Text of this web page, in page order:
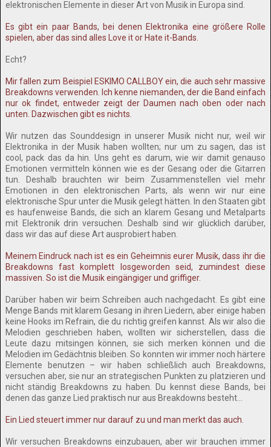
elektronischen Elemente in dieser Art von Musik in Europa sind.
Es gibt ein paar Bands, bei denen Elektronika eine größere Rolle
spielen, aber das sind alles Love it or Hate it-Bands.
Echt?
Mir fallen zum Beispiel ESKIMO CALLBOY ein, die auch sehr massive
Breakdowns verwenden. Ich kenne niemanden, der die Band einfach
nur ok findet, entweder zeigt der Daumen nach oben oder nach
unten. Dazwischen gibt es nichts.
Wir nutzen das Sounddesign in unserer Musik nicht nur, weil wir
Elektronika in der Musik haben wollten; nur um zu sagen, das ist
cool, pack das da hin. Uns geht es darum, wie wir damit genauso
Emotionen vermitteln können wie es der Gesang oder die Gitarren
tun. Deshalb brauchten wir beim Zusammenstellen viel mehr
Emotionen in den elektronischen Parts, als wenn wir nur eine
elektronische Spur unter die Musik gelegt hätten. In den Staaten gibt
es haufenweise Bands, die sich an klarem Gesang und Metalparts
mit Elektronik drin versuchen. Deshalb sind wir glücklich darüber,
dass wir das auf diese Art ausprobiert haben.
Meinem Eindruck nach ist es ein Geheimnis eurer Musik, dass ihr die
Breakdowns fast komplett losgeworden seid, zumindest diese
massiven. So ist die Musik eingängiger und griffiger.
Darüber haben wir beim Schreiben auch nachgedacht. Es gibt eine
Menge Bands mit klarem Gesang in ihren Liedern, aber einige haben
keine Hooks im Refrain, die du richtig greifen kannst. Als wir also die
Melodien geschrieben haben, wollten wir sicherstellen, dass die
Leute dazu mitsingen können, sie sich merken können und die
Melodien im Gedächtnis bleiben. So konnten wir immer noch härtere
Elemente benutzen – wir haben schließlich auch Breakdowns,
versuchen aber, sie nur an strategischen Punkten zu platzieren und
nicht ständig Breakdowns zu haben. Du kennst diese Bands, bei
denen das ganze Lied praktisch nur aus Breakdowns besteht…
Ein Lied steuert immer nur darauf zu und man merkt das auch.
Wir versuchen Breakdowns einzubauen, aber wir brauchen immer